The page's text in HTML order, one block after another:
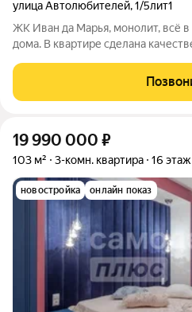
улица Автолюбителей,1/5лит1
ЖК Иван да Марья, монолит, всё в
дома. В квартире сделана
готовы к сделке. Звоните, показ
ваши вопросы.
19 990 000 ₽
103 м² 3-комн. квартира 16 этаж
новостройка онлайн показ